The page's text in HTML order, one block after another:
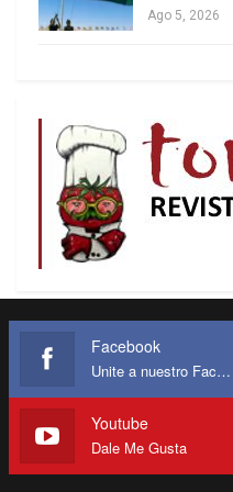
del amplio espectro de
riesgos de salud, de
desatendidas 16.000
diálisis, 16.000
aproximadamente
que se quedaron sin
millones de personas
sin fármacos estables
(3)
b) El cerco
Ago 5, 2026
Facebook
Unite a nuestro Facebook
Youtube
Dale Me Gusta